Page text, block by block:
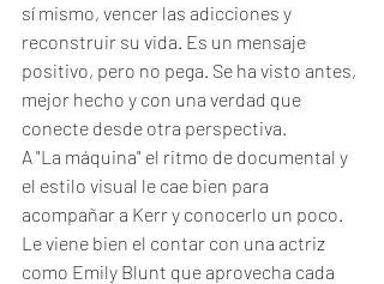
sí mismo, vencer las adicciones y
reconstruir su vida. Es un mensaje
positivo, pero no pega. Se ha visto antes,
mejor hecho y con una verdad que
conecte desde otra perspectiva.
A "La máquina" el ritmo de documental y
el estilo visual le cae bien para
acompañar a Kerr y conocerlo un poco.
Le viene bien el contar con una actriz
como Emily Blunt que aprovecha cada